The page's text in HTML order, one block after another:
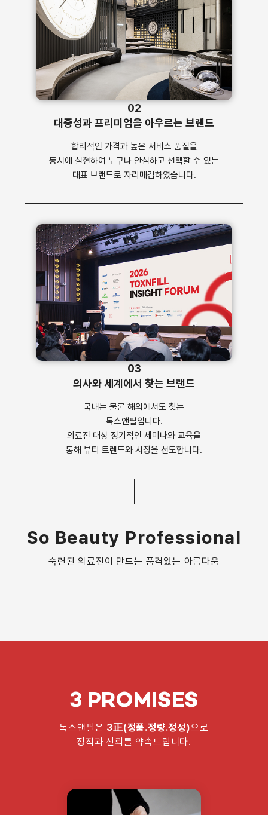
02
대중성과 프리미엄을 아우르는 브랜드
합리적인 가격과 높은 서비스 품질을
동시에 실현하여 누구나 안심하고 선택할 수 있는
대표 브랜드로 자리매김하였습니다.
03
의사와 세계에서 찾는 브랜드
국내는 물론 해외에서도 찾는
톡스앤필입니다.
의료진 대상 정기적인 세미나와 교육을
통해 뷰티 트렌드와 시장을 선도합니다.
So Beauty Professional
숙련된 의료진이 만드는 품격있는 아름다움
3 PROMISES
톡스앤필은 3正(정품.정량.정성)으로
정직과 신뢰를 약속드립니다.